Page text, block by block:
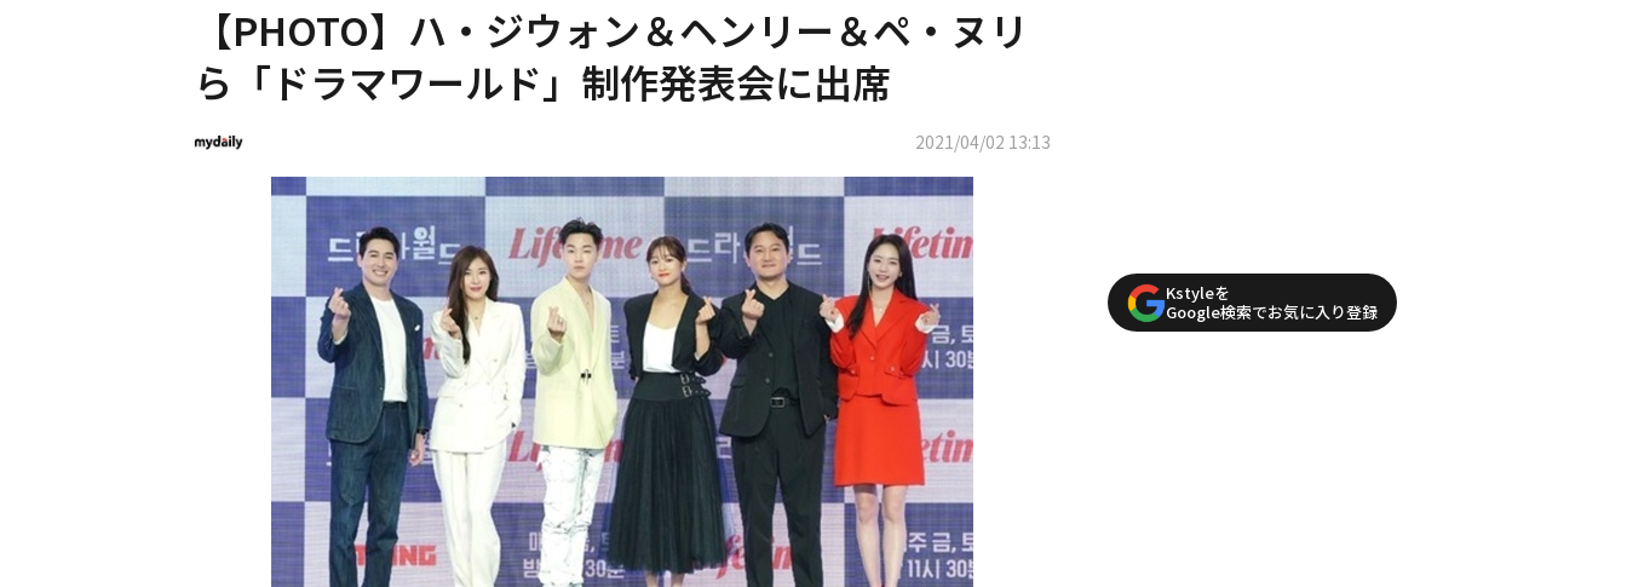
【PHOTO】ハ・ジウォン＆ヘンリー＆ペ・ヌリ
ら「ドラマワールド」制作発表会に出席
2021/04/02 13:13
Kstyleを
Google検索でお気に入り登録